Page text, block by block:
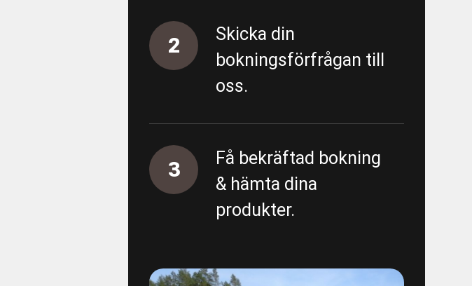
2
Skicka din
bokningsförfrågan till
oss.
3
Få bekräftad bokning
& hämta dina
produkter.